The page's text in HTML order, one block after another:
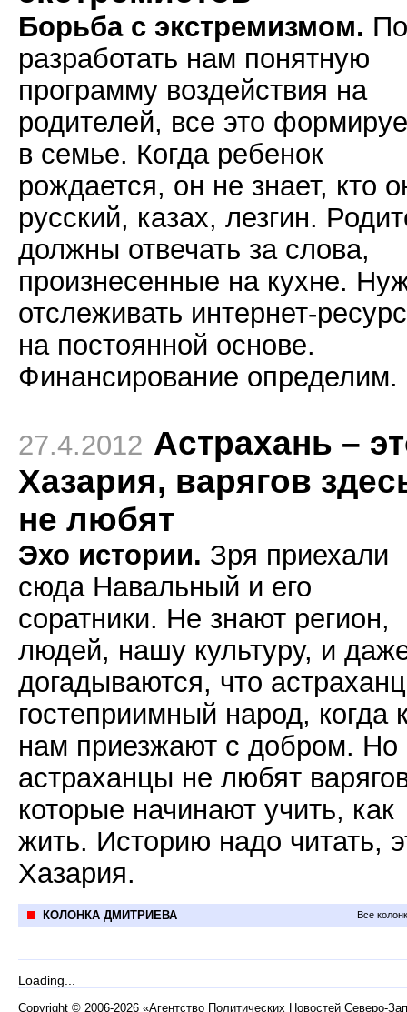
Борьба с экстремизмом.
разработать нам понятную
программу воздействия на
родителей, все это
в семье. Когда ребенок
рождается, он не знает, кто
русский, казах, лезгин.
должны отвечать за слова,
произнесенные на кухне.
отслеживать интернет-
на постоянной основе.
Финансирование определим.
27.4.2012 Астрахань –
Хазария, варягов
не любят
Эхо истории. Зря приехали
сюда Навальный и его
соратники. Не знают регион,
людей, нашу культуру, и
догадываются, что
гостеприимный народ, когда
нам приезжают с добром. Но
астраханцы не любят
которые начинают учить, как
жить. Историю надо читать,
Хазария.
КОЛОНКА ДМИТРИЕВА Все
Loading...
Copyright © 2006-2026 «Агентство Политических Новостей Северо-